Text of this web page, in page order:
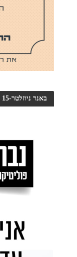
באנר ניוזלטר-15